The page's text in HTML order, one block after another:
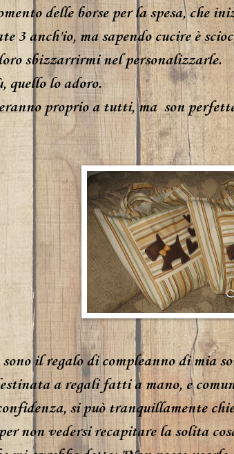
delle borse per la spesa, che
3 anch'io, ma sapendo cucire è
sbizzarrirmi nel personalizzarle.
quello lo adoro.
proprio a tutti, ma son
sono il regalo di compleanno di mia
a regali fatti a mano, e
si può tranquillamente
non vedersi recapitare la solita